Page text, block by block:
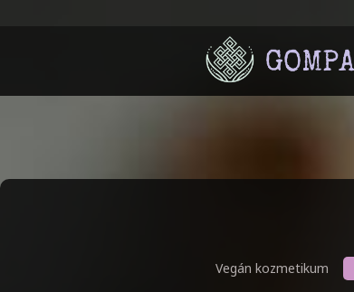
Vegán kozmetikum